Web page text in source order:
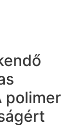
polimer